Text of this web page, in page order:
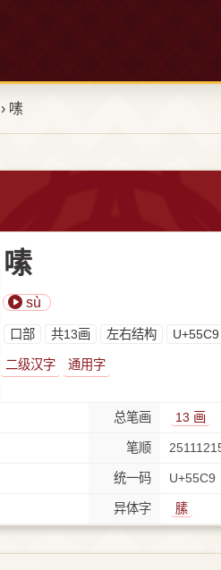
› 嗉
嗉
sù
⼝部 共13画 左右结构 U+55C9
二级汉字 通用字
总笔画 13 画
笔顺
统一码 U+55C9
异体字 膆